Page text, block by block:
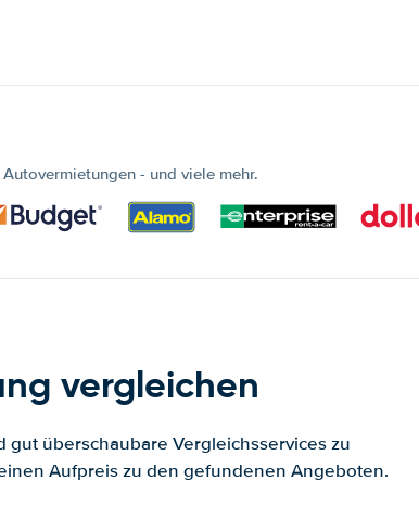
- und viele mehr.
vergleichen
überschaubare Vergleichsservices zu
Aufpreis zu den gefundenen Angeboten.